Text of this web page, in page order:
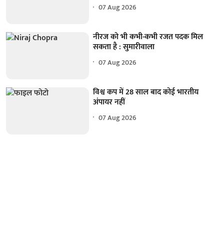
07 Aug 2026
नीरज को भी कभी-कभी रजत पदक मिल
सकता है : सुमारीवाला
07 Aug 2026
विश्व कप में 28 साल बाद कोई भारतीय
अंपायर नहीं
07 Aug 2026